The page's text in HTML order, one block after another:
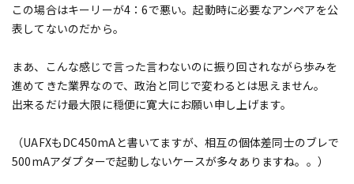
この場合はキーリーが4：6で悪い。起動時に必要なアンペアを公
表してないのだから。
まあ、こんな感じで言った言わないのに振り回されながら歩みを
進めてきた業界なので、政治と同じで変わるとは思えません。
出来るだけ最大限に穏便に寛大にお願い申し上げます。
（UAFXもDC450mAと書いてますが、相互の個体差同士のブレで
500mAアダプターで起動しないケースが多々ありますね。。）